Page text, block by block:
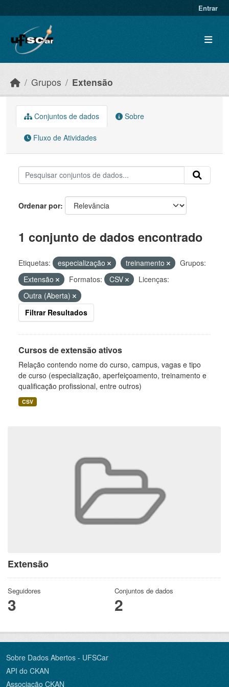
Entrar
Grupos Extensão
Extensão
Seguidores
3
Conjuntos de dados
2
Conjuntos de dados Sobre
Fluxo de Atividades
Ordenar por
1 conjunto de dados encontrado
Etiquetas: especialização treinamento
Grupos:
Extensão
Formatos: CSV
Licenças:
Outra (Aberta)
Filtrar Resultados
Cursos de extensão ativos
Relação contendo nome do curso, campus, vagas e tipo
de curso (especialização, aperfeiçoamento, treinamento e
qualificação profissional, entre outros)
CSV
Sobre Dados Abertos - UFSCar
API do CKAN
Associação CKAN